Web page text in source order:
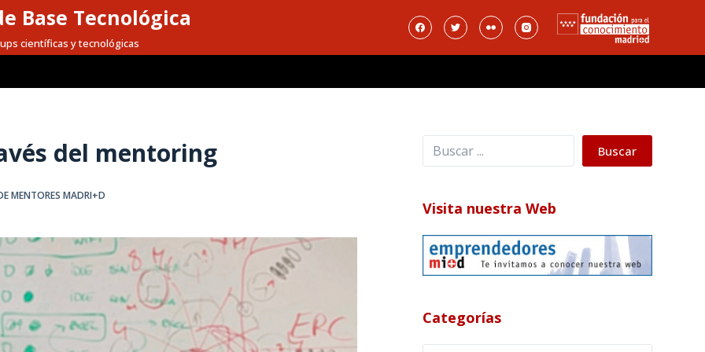
Base Tecnológica
científicas y tecnológicas
del mentoring
MENTORES MADRI+D
Buscar Buscar
Visita nuestra Web
Categorías